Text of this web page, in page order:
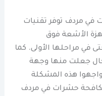
مردف توفر تقنيات
الأشعة فوق
في مراحلها الأولى. كما
جعلت منها وجهة
واجهوا هذه المشكلة
حشرات في مردف